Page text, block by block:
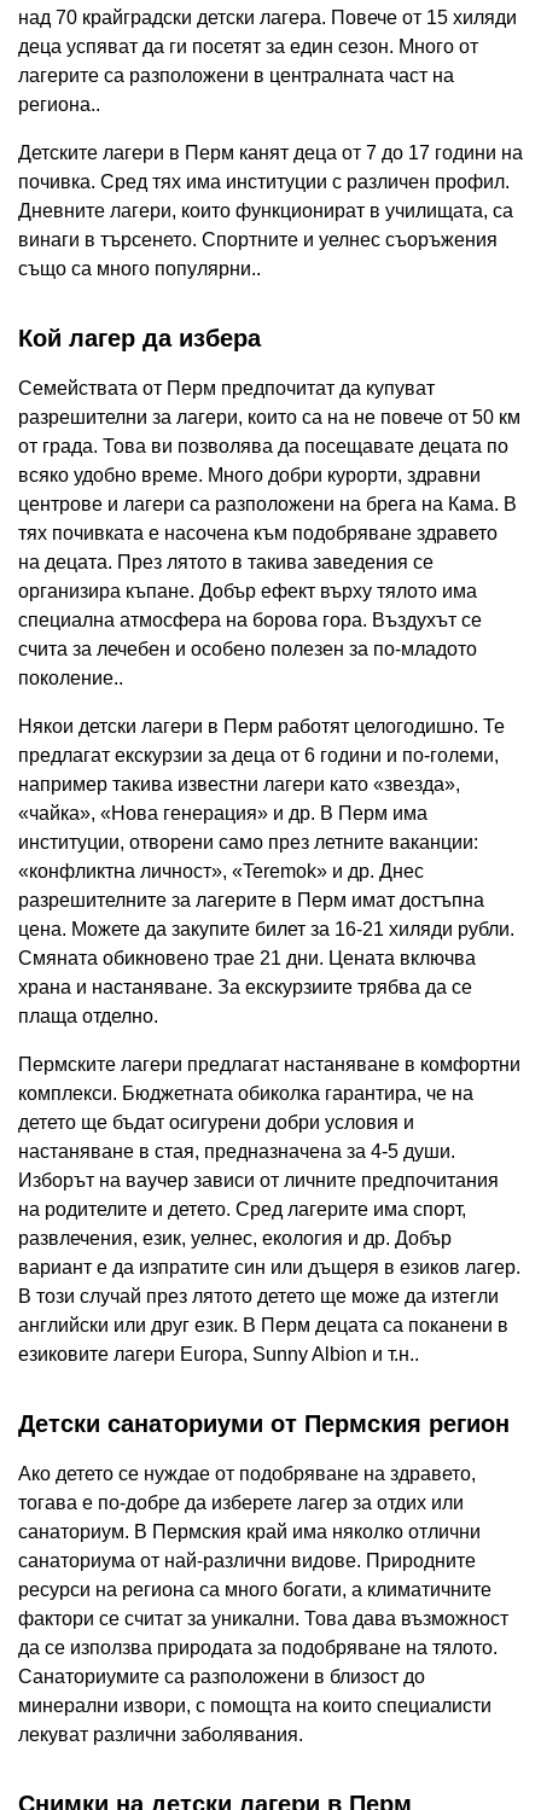
над 70 крайградски детски лагера. Повече от 15 хиляди
деца успяват да ги посетят за един сезон. Много от
лагерите са разположени в централната част на
региона..
Детските лагери в Перм канят деца от 7 до 17 години на
почивка. Сред тях има институции с различен профил.
Дневните лагери, които функционират в училищата, са
винаги в търсенето. Спортните и уелнес съоръжения
също са много популярни..
Кой лагер да избера
Семействата от Перм предпочитат да купуват
разрешителни за лагери, които са на не повече от 50 км
от града. Това ви позволява да посещавате децата по
всяко удобно време. Много добри курорти, здравни
центрове и лагери са разположени на брега на Кама. В
тях почивката е насочена към подобряване здравето
на децата. През лятото в такива заведения се
организира къпане. Добър ефект върху тялото има
специална атмосфера на борова гора. Въздухът се
счита за лечебен и особено полезен за по-младото
поколение..
Някои детски лагери в Перм работят целогодишно. Те
предлагат екскурзии за деца от 6 години и по-големи,
например такива известни лагери като «звезда»,
«чайка», «Нова генерация» и др. В Перм има
институции, отворени само през летните ваканции:
«конфликтна личност», «Teremok» и др. Днес
разрешителните за лагерите в Перм имат достъпна
цена. Можете да закупите билет за 16-21 хиляди рубли.
Смяната обикновено трае 21 дни. Цената включва
храна и настаняване. За екскурзиите трябва да се
плаща отделно.
Пермските лагери предлагат настаняване в комфортни
комплекси. Бюджетната обиколка гарантира, че на
детето ще бъдат осигурени добри условия и
настаняване в стая, предназначена за 4-5 души.
Изборът на ваучер зависи от личните предпочитания
на родителите и детето. Сред лагерите има спорт,
развлечения, език, уелнес, екология и др. Добър
вариант е да изпратите син или дъщеря в езиков лагер.
В този случай през лятото детето ще може да изтегли
английски или друг език. В Перм децата са поканени в
езиковите лагери Europa, Sunny Albion и т.н..
Детски санаториуми от Пермския регион
Ако детето се нуждае от подобряване на здравето,
тогава е по-добре да изберете лагер за отдих или
санаториум. В Пермския край има няколко отлични
санаториума от най-различни видове. Природните
ресурси на региона са много богати, а климатичните
фактори се считат за уникални. Това дава възможност
да се използва природата за подобряване на тялото.
Санаториумите са разположени в близост до
минерални извори, с помощта на които специалисти
лекуват различни заболявания.
Снимки на детски лагери в Перм